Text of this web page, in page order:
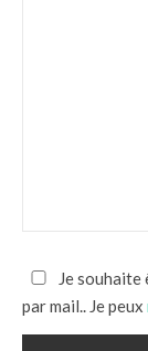
Je
par mail.. Je peux